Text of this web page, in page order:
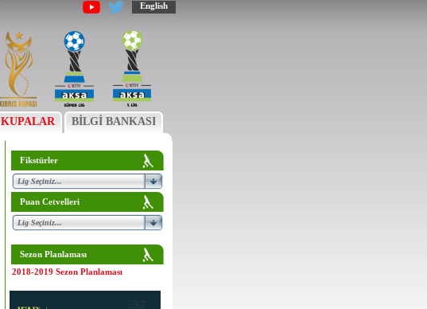
English
KUPALAR BİLGİ BANKASI
Fikstürler
Puan Cetvelleri
Sezon Planlaması
2018-2019 Sezon Planlaması